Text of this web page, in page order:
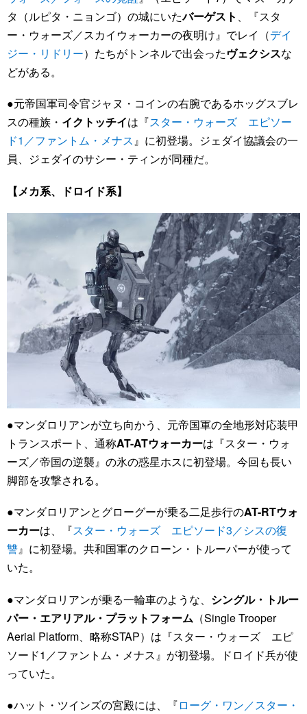
タ（ルピタ・ニョンゴ）の城にいたバーゲスト 、『スタ
ー・ウォーズ／スカイウォーカーの夜明け』でレイ（デイ
ジー・リドリー）たちがトンネルで出会ったヴェクシスな
どがある。
●元帝国軍司令官ジャヌ・コインの右腕であるホッグスブレ
スの種族・ イクトッチイは『スター・ウォーズ エピソー
ド1／ファントム・メナス』に初登場。ジェダイ協議会の一
員、ジェダイのサシー・ティンが同種だ。
【メカ系、ドロイド系】
●マンダロリアンが立ち向かう、元帝国軍の全地形対応装甲
トランスポート、通称AT-ATウォーカーは『スター・ウォ
ーズ／帝国の逆襲』の氷の惑星ホスに初登場。今回も長い
脚部を攻撃される。
●マンダロリアンとグローグーが乗る二足歩行のAT-RTウォ
ーカーは、『スター・ウォーズ エピソード3／シスの復
讐』に初登場。共和国軍のクローン・トルーパーが使って
いた。
●マンダロリアンが乗る一輪車のような、 シングル・トルー
パー・エアリアル・プラットフォーム （Single Trooper
Aerial Platform、略称STAP）は『スター・ウォーズ エピ
ソード1／ファントム・メナス』が初登場。ドロイド兵が使
っていた。
●ハット・ツインズの宮殿には、『ローグ・ワン／スター・